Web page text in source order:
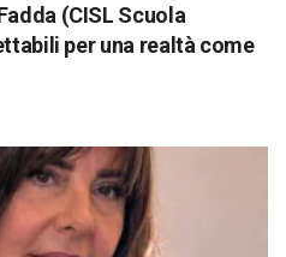
(CISL Scuola
per una realtà come